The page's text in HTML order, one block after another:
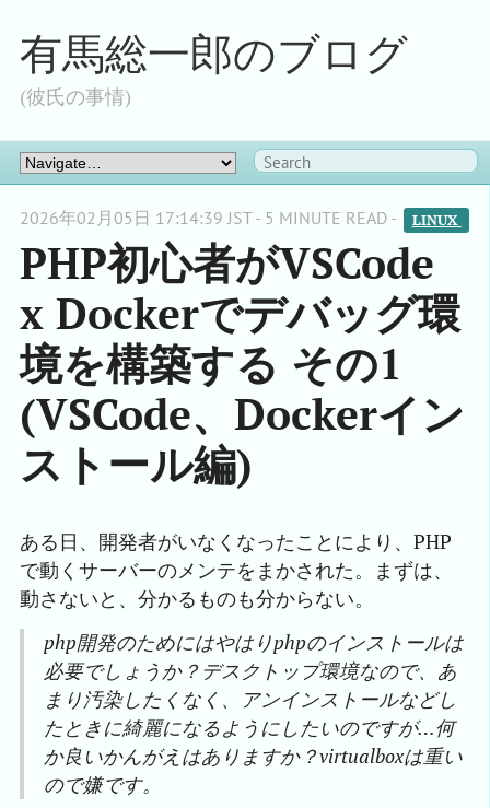
有馬総一郎のブログ
(彼氏の事情)
2026年02月05日 17:14:39 JST - 5 MINUTE READ - LINUX
PHP初心者がVSCode
x Dockerでデバッグ環
境を構築する その1
(VSCode、Dockerイン
ストール編)
ある日、開発者がいなくなったことにより、PHP
で動くサーバーのメンテをまかされた。まずは、
動さないと、分かるものも分からない。
php開発のためにはやはりphpのインストールは
必要でしょうか？デスクトップ環境なので、あ
まり汚染したくなく、アンインストールなどし
たときに綺麗になるようにしたいのですが…何
か良いかんがえはありますか？virtualboxは重い
ので嫌です。